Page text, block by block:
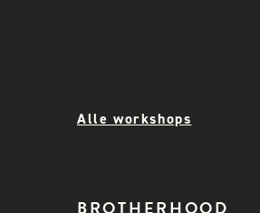
Alle workshops
BROTHERHOOD